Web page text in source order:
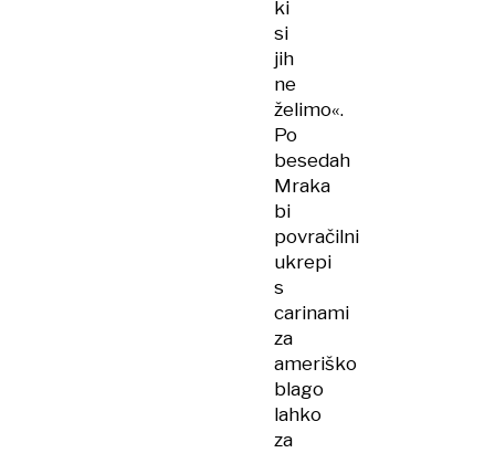
ki
si
jih
ne
želimo«.
Po
besedah
Mraka
bi
povračilni
ukrepi
s
carinami
za
ameriško
blago
lahko
za